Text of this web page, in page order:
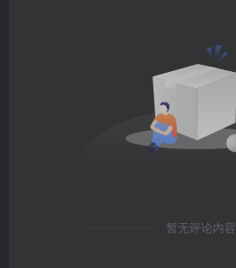
暂无评论内容